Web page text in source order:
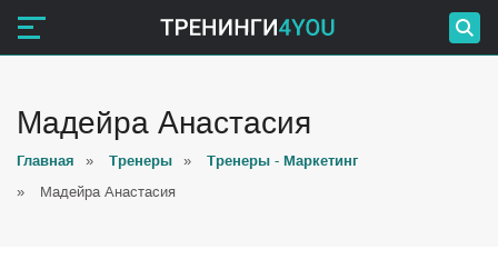
Мадейра Анастасия
Главная » Тренеры » Тренеры - Маркетинг
» Мадейра Анастасия